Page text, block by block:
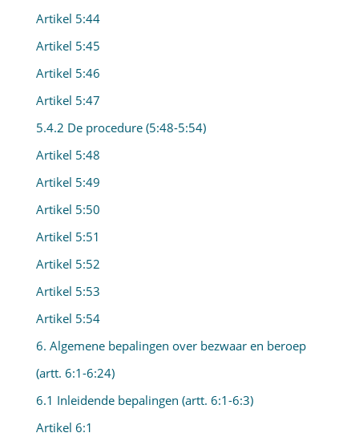
Artikel 5:44
Artikel 5:45
Artikel 5:46
Artikel 5:47
5.4.2 De procedure (5:48-5:54)
Artikel 5:48
Artikel 5:49
Artikel 5:50
Artikel 5:51
Artikel 5:52
Artikel 5:53
Artikel 5:54
6. Algemene bepalingen over bezwaar en beroep
(artt. 6:1-6:24)
6.1 Inleidende bepalingen (artt. 6:1-6:3)
Artikel 6:1